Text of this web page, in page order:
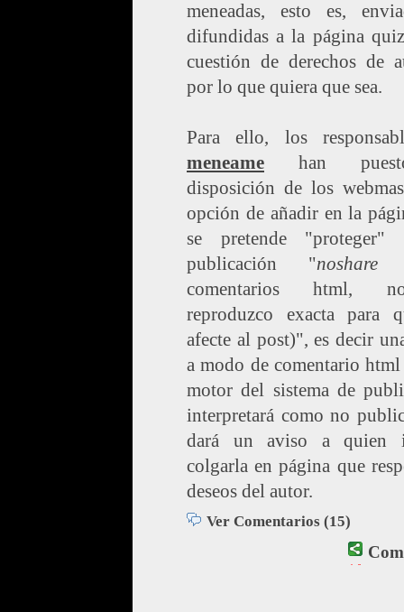
meneadas, esto es,
difundidas a la página
cuestión de derechos de
por lo que quiera que sea.
Para ello, los
meneame han
disposición de los
opción de añadir en la
se pretende
publicación "noshare
comentarios html,
reproduzco exacta para
afecte al post)", es decir
a modo de comentario
motor del sistema de
interpretará como no
dará un aviso a quien
colgarla en página que
deseos del autor.
Ver Comentarios (15)